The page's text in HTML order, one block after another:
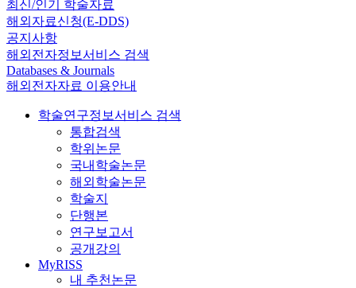
최신/인기 학술자료
해외자료신청(E-DDS)
공지사항
해외전자정보서비스 검색
Databases & Journals
해외전자자료 이용안내
학술연구정보서비스 검색
통합검색
학위논문
국내학술논문
해외학술논문
학술지
단행본
연구보고서
공개강의
MyRISS
내 추천논문